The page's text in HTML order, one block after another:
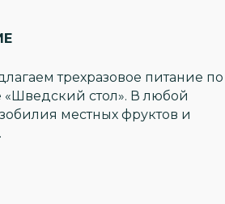
трехразовое питание по
«Шведский стол». В любой
местных фруктов и